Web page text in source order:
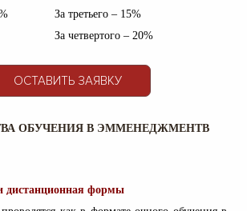
За третьего – 15%
За четвертого – 20%
ОСТАВИТЬ ЗАЯВКУ
ОБУЧЕНИЯ В ЭММЕНЕДЖМЕНТВ
дистанционная формы